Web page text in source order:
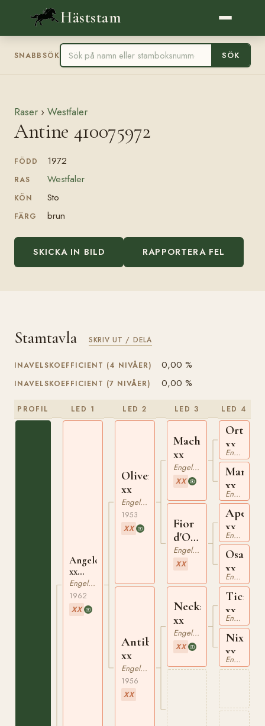
Häststam
SNABBSÖK SÖK
Raser › Westfaler
Antine 410075972
FÖDD 1972
RAS Westfaler
KÖN Sto
FÄRG brun
SKICKA IN BILD RAPPORTERA FEL
Stamtavla SKRIV UT / DELA
INAVELSKOEFFICIENT (4 NIVÅER) 0,00 %
INAVELSKOEFFICIENT (7 NIVÅER) 0,00 %
PROFIL LED 1
Angelo
xx
410172162
Engelskt Fullblod
1962
XX
LED 2
Oliveri
xx
Engelskt Fullblod
1953
XX
Antibes
xx
Engelskt Fullblod
1956
XX
LED 3
Macherio
xx
Engelskt Fullblod
XX
Fior
d'Orchidea
xx
Engelskt Fullblod
XX
Neckar
xx
Engelskt Fullblod
XX
LED 4
Ortello
xx
Engelskt Fullblod
xx
Engelskt Fullblod
Apelle
xx
Engelskt Fullblod
Osa
xx
Engelskt Fullblod
Ticino
xx
Engelskt Fullblod
Nixe
xx
Engelskt Fullblod